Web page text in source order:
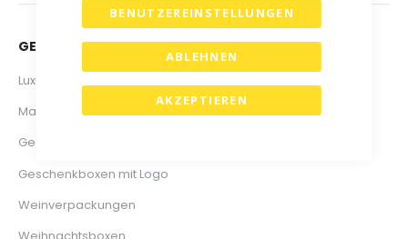
AKZEPTIEREN
BENUTZEREINSTELLUNGEN
ABLEHNEN
GESCHENKBOXEN & VERPACKUNGEN
Luxus Geschenkboxen
Magnetboxen
Geschenkboxen
Geschenkboxen mit Logo
Weinverpackungen